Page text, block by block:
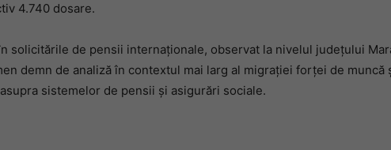
4.740 dosare.
solicitările de pensii internaționale, observat la nivelul județului
demn de analiză în contextul mai larg al migrației forței de muncă
sistemelor de pensii și asigurări sociale.